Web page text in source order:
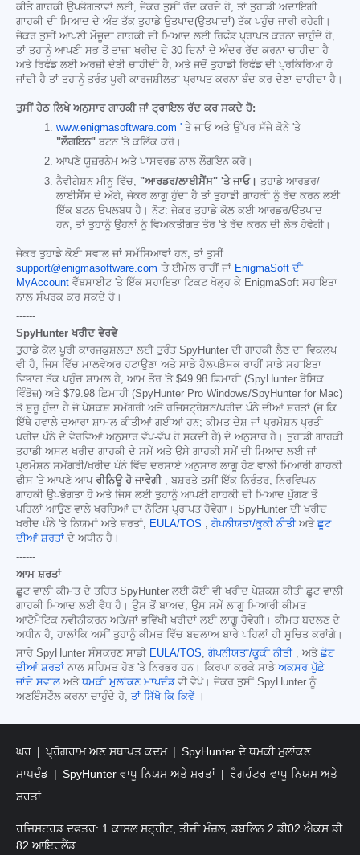
ਕੀਤੇ ਗਾਹਕੀ ਉਪਭੋਗਤਾਵਾਂ ਲਈ, ਜੇਕਰ ਤੁਸੀਂ ਰੱਦ ਕਰਦੇ ਹੋ, ਤਾਂ ਤੁਹਾਡੀ ਅਦਾਇਗੀ
ਗਾਹਕੀ ਦੀ ਮਿਆਦ ਦੇ ਅੰਤ ਤੱਕ ਤੁਹਾਡੇ ਉਤਪਾਦ(ਉਤਪਾਦਾਂ) ਤੱਕ ਪਹੁੰਚ ਜਾਰੀ ਰਹੇਗੀ।
ਜੇਕਰ ਤੁਸੀਂ ਆਪਣੀ ਮੌਜੂਦਾ ਗਾਹਕੀ ਦੀ ਮਿਆਦ ਲਈ ਰਿਫੰਡ ਪ੍ਰਾਪਤ ਕਰਨਾ ਚਾਹੁੰਦੇ ਹੋ,
ਤਾਂ ਤੁਹਾਨੂੰ ਆਪਣੀ ਸਭ ਤੋਂ ਤਾਜ਼ਾ ਖਰੀਦ ਦੇ 30 ਦਿਨਾਂ ਦੇ ਅੰਦਰ ਰੱਦ ਕਰਨਾ ਚਾਹੀਦਾ ਹੈ
ਅਤੇ ਰਿਫੰਡ ਲਈ ਅਰਜ਼ੀ ਦੇਣੀ ਚਾਹੀਦੀ ਹੈ, ਅਤੇ ਜਦੋਂ ਤੁਹਾਡੀ ਰਿਫੰਡ ਦੀ ਪ੍ਰਕਿਰਿਆ ਹੋ
ਜਾਂਦੀ ਹੈ ਤਾਂ ਤੁਹਾਨੂੰ ਤੁਰੰਤ ਪੂਰੀ ਕਾਰਜਸ਼ੀਲਤਾ ਪ੍ਰਾਪਤ ਕਰਨਾ ਬੰਦ ਕਰ ਦੇਣਾ ਚਾਹੀਦਾ ਹੈ।
ਤੁਸੀਂ ਹੇਠ ਲਿਖੇ ਅਨੁਸਾਰ ਗਾਹਕੀ ਜਾਂ ਟ੍ਰਾਇਲ ਰੱਦ ਕਰ ਸਕਦੇ ਹੋ:
www.enigmasoftware.com ' ਤੇ ਜਾਓ ਅਤੇ ਉੱਪਰ ਸੱਜੇ ਕੋਨੇ 'ਤੇ
"ਲੌਗਇਨ" ਬਟਨ 'ਤੇ ਕਲਿੱਕ ਕਰੋ।
ਆਪਣੇ ਯੂਜ਼ਰਨੇਮ ਅਤੇ ਪਾਸਵਰਡ ਨਾਲ ਲੌਗਇਨ ਕਰੋ।
ਨੈਵੀਗੇਸ਼ਨ ਮੀਨੂ ਵਿੱਚ, "ਆਰਡਰ/ਲਾਈਸੈਂਸ" 'ਤੇ ਜਾਓ। ਤੁਹਾਡੇ ਆਰਡਰ/
ਲਾਈਸੈਂਸ ਦੇ ਅੱਗੇ, ਜੇਕਰ ਲਾਗੂ ਹੁੰਦਾ ਹੈ ਤਾਂ ਤੁਹਾਡੀ ਗਾਹਕੀ ਨੂੰ ਰੱਦ ਕਰਨ ਲਈ
ਇੱਕ ਬਟਨ ਉਪਲਬਧ ਹੈ। ਨੋਟ: ਜੇਕਰ ਤੁਹਾਡੇ ਕੋਲ ਕਈ ਆਰਡਰ/ਉਤਪਾਦ
ਹਨ, ਤਾਂ ਤੁਹਾਨੂੰ ਉਹਨਾਂ ਨੂੰ ਵਿਅਕਤੀਗਤ ਤੌਰ 'ਤੇ ਰੱਦ ਕਰਨ ਦੀ ਲੋੜ ਹੋਵੇਗੀ।
ਜੇਕਰ ਤੁਹਾਡੇ ਕੋਈ ਸਵਾਲ ਜਾਂ ਸਮੱਸਿਆਵਾਂ ਹਨ, ਤਾਂ ਤੁਸੀਂ
support@enigmasoftware.com 'ਤੇ ਈਮੇਲ ਰਾਹੀਂ ਜਾਂ EnigmaSoft ਦੀ
MyAccount ਵੈੱਬਸਾਈਟ 'ਤੇ ਇੱਕ ਸਹਾਇਤਾ ਟਿਕਟ ਖੋਲ੍ਹ ਕੇ EnigmaSoft ਸਹਾਇਤਾ
ਨਾਲ ਸੰਪਰਕ ਕਰ ਸਕਦੇ ਹੋ।
------
SpyHunter ਖਰੀਦ ਵੇਰਵੇ
ਤੁਹਾਡੇ ਕੋਲ ਪੂਰੀ ਕਾਰਜਕੁਸ਼ਲਤਾ ਲਈ ਤੁਰੰਤ SpyHunter ਦੀ ਗਾਹਕੀ ਲੈਣ ਦਾ ਵਿਕਲਪ
ਵੀ ਹੈ, ਜਿਸ ਵਿੱਚ ਮਾਲਵੇਅਰ ਹਟਾਉਣਾ ਅਤੇ ਸਾਡੇ ਹੈਲਪਡੈਸਕ ਰਾਹੀਂ ਸਾਡੇ ਸਹਾਇਤਾ
ਵਿਭਾਗ ਤੱਕ ਪਹੁੰਚ ਸ਼ਾਮਲ ਹੈ, ਆਮ ਤੌਰ 'ਤੇ $49.98 ਛਿਮਾਹੀ (SpyHunter ਬੇਸਿਕ
ਵਿੰਡੋਜ਼) ਅਤੇ $79.98 ਛਿਮਾਹੀ (SpyHunter Pro Windows/SpyHunter for Mac)
ਤੋਂ ਸ਼ੁਰੂ ਹੁੰਦਾ ਹੈ ਜੋ ਪੇਸ਼ਕਸ਼ ਸਮੱਗਰੀ ਅਤੇ ਰਜਿਸਟ੍ਰੇਸ਼ਨ/ਖਰੀਦ ਪੰਨੇ ਦੀਆਂ ਸ਼ਰਤਾਂ (ਜੋ ਕਿ
ਇੱਥੇ ਹਵਾਲੇ ਦੁਆਰਾ ਸ਼ਾਮਲ ਕੀਤੀਆਂ ਗਈਆਂ ਹਨ; ਕੀਮਤ ਦੇਸ਼ ਜਾਂ ਪ੍ਰਮੋਸ਼ਨ ਪ੍ਰਤੀ
ਖਰੀਦ ਪੰਨੇ ਦੇ ਵੇਰਵਿਆਂ ਅਨੁਸਾਰ ਵੱਖ-ਵੱਖ ਹੋ ਸਕਦੀ ਹੈ) ਦੇ ਅਨੁਸਾਰ ਹੈ। ਤੁਹਾਡੀ ਗਾਹਕੀ
ਤੁਹਾਡੀ ਅਸਲ ਖਰੀਦ ਗਾਹਕੀ ਦੇ ਸਮੇਂ ਅਤੇ ਉਸੇ ਗਾਹਕੀ ਸਮੇਂ ਦੀ ਮਿਆਦ ਲਈ ਜਾਂ
ਪ੍ਰਮੋਸ਼ਨ ਸਮੱਗਰੀ/ਖਰੀਦ ਪੰਨੇ ਵਿੱਚ ਦਰਸਾਏ ਅਨੁਸਾਰ ਲਾਗੂ ਹੋਣ ਵਾਲੀ ਮਿਆਰੀ ਗਾਹਕੀ
ਫੀਸ 'ਤੇ ਆਪਣੇ ਆਪ ਰੀਨਿਊ ਹੋ ਜਾਵੇਗੀ, ਬਸ਼ਰਤੇ ਤੁਸੀਂ ਇੱਕ ਨਿਰੰਤਰ, ਨਿਰਵਿਘਨ
ਗਾਹਕੀ ਉਪਭੋਗਤਾ ਹੋ ਅਤੇ ਜਿਸ ਲਈ ਤੁਹਾਨੂੰ ਆਪਣੀ ਗਾਹਕੀ ਦੀ ਮਿਆਦ ਪੁੱਗਣ ਤੋਂ
ਪਹਿਲਾਂ ਆਉਣ ਵਾਲੇ ਖਰਚਿਆਂ ਦਾ ਨੋਟਿਸ ਪ੍ਰਾਪਤ ਹੋਵੇਗਾ। SpyHunter ਦੀ ਖਰੀਦ
ਖਰੀਦ ਪੰਨੇ 'ਤੇ ਨਿਯਮਾਂ ਅਤੇ ਸ਼ਰਤਾਂ,
EULA/TOS ਗੋਪਨੀਯਤਾ/ਕੂਕੀ ਨੀਤੀ ਅਤੇ ਛੂਟ
ਦੀਆਂ ਸ਼ਰਤਾਂ ਦੇ ਅਧੀਨ ਹੈ।
------
ਆਮ ਸ਼ਰਤਾਂ
ਛੂਟ ਵਾਲੀ ਕੀਮਤ ਦੇ ਤਹਿਤ SpyHunter ਲਈ ਕੋਈ ਵੀ ਖਰੀਦ ਪੇਸ਼ਕਸ਼ ਕੀਤੀ ਛੂਟ ਵਾਲੀ
ਗਾਹਕੀ ਮਿਆਦ ਲਈ ਵੈਧ ਹੈ। ਉਸ ਤੋਂ ਬਾਅਦ, ਉਸ ਸਮੇਂ ਲਾਗੂ ਮਿਆਰੀ ਕੀਮਤ
ਆਟੋਮੈਟਿਕ ਨਵੀਨੀਕਰਨ ਅਤੇ/ਜਾਂ ਭਵਿੱਖੀ ਖਰੀਦਾਂ ਲਈ ਲਾਗੂ ਹੋਵੇਗੀ। ਕੀਮਤ ਬਦਲਣ ਦੇ
ਅਧੀਨ ਹੈ, ਹਾਲਾਂਕਿ ਅਸੀਂ ਤੁਹਾਨੂੰ ਕੀਮਤ ਵਿੱਚ ਬਦਲਾਅ ਬਾਰੇ ਪਹਿਲਾਂ ਹੀ ਸੂਚਿਤ ਕਰਾਂਗੇ।
ਸਾਰੇ SpyHunter ਸੰਸਕਰਣ ਸਾਡੀ EULA/TOS ਗੋਪਨੀਯਤਾ/ਕੂਕੀ ਨੀਤੀ , ਅਤੇ ਛੋਟ
ਦੀਆਂ ਸ਼ਰਤਾਂ ਨਾਲ ਸਹਿਮਤ ਹੋਣ 'ਤੇ ਨਿਰਭਰ ਹਨ। ਕਿਰਪਾ ਕਰਕੇ ਸਾਡੇ ਅਕਸਰ ਪੁੱਛੇ
ਜਾਂਦੇ ਸਵਾਲ ਅਤੇ ਧਮਕੀ ਮੁਲਾਂਕਣ ਮਾਪਦੰਡਵੀ ਵੇਖੋ। ਜੇਕਰ ਤੁਸੀਂ SpyHunter ਨੂੰ
ਅਣਇੰਸਟੌਲ ਕਰਨਾ ਚਾਹੁੰਦੇ ਹੋ, ਤਾਂ ਸਿੱਖੋ ਕਿ ਕਿਵੇਂ।
ਘਰ ਪ੍ਰੋਗਰਾਮ ਅਣ ਸਥਾਪਤ ਕਦਮ
SpyHunter ਦੇ ਧਮਕੀ ਮੁਲਾਂਕਣ
ਮਾਪਦੰਡ
SpyHunter ਵਾਧੂ ਨਿਯਮ ਅਤੇ ਸ਼ਰਤਾਂ
ਰੈਗਹੰਟਰ ਵਾਧੂ ਨਿਯਮ ਅਤੇ
ਸ਼ਰਤਾਂ
ਰਜਿਸਟਰਡ ਦਫਤਰ: 1 ਕਾਸਲ ਸਟ੍ਰੀਟ, ਤੀਜੀ ਮੰਜ਼ਲ, ਡਬਲਿਨ 2 ਡੀ02 ਐਕਸ ਡੀ
82 ਆਇਰਲੈਂਡ.